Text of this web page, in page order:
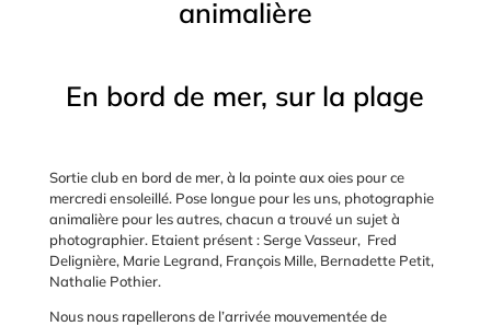
animalière
En bord de mer, sur la plage
Sortie club en bord de mer, à la pointe aux oies pour ce
mercredi ensoleillé. Pose longue pour les uns, photographie
animalière pour les autres, chacun a trouvé un sujet à
photographier. Etaient présent : Serge Vasseur, Fred
Delignière, Marie Legrand, François Mille, Bernadette Petit,
Nathalie Pothier.
Nous nous rapellerons de l’arrivée mouvementée de